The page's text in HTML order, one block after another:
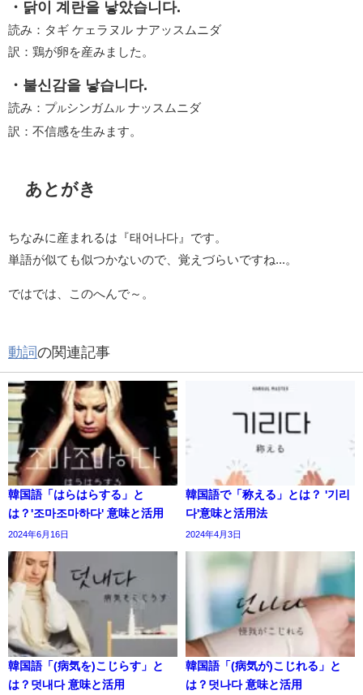
・닭이 계란을 낳았습니다.
読み：タギ ケェラヌル ナアッスムニダ
訳：鶏が卵を産みました。
・불신감을 낳습니다.
読み：プルシンガム ル ナッスムニダ
訳：不信感を生みます。
あとがき
ちなみに産まれるは『태어나다』です。
単語が似ても似つかないので、覚えづらいですね...。
ではでは、このへんで～。
動詞の関連記事
韓国語「はらはらする」と
は？'조마조마하다' 意味と活用
2024年6月16日
韓国語で「称える」とは？ '기리
다'意味と活用法
2024年4月3日
韓国語「(病気を)こじらす」と
は？덧내다 意味と活用
韓国語「(病気が)こじれる」と
は？덧나다 意味と活用